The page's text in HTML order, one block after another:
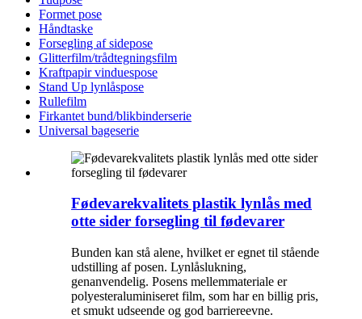
Formet pose
Håndtaske
Forsegling af sidepose
Glitterfilm/trådtegningsfilm
Kraftpapir vinduespose
Stand Up lynlåspose
Rullefilm
Firkantet bund/blikbinderserie
Universal bageserie
Fødevarekvalitets plastik lynlås med
otte sider forsegling til fødevarer
Bunden kan stå alene, hvilket er egnet til stående
udstilling af posen. Lynlåslukning,
genanvendelig. Posens mellemmateriale er
polyesteraluminiseret film, som har en billig pris,
et smukt udseende og god barriereevne.